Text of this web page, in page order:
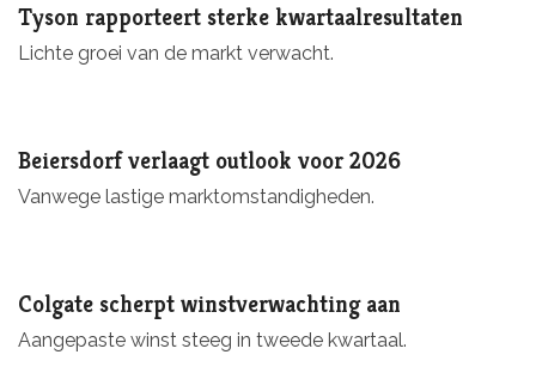
Tyson rapporteert sterke kwartaalresultaten
Lichte groei van de markt verwacht.
Beiersdorf verlaagt outlook voor 2026
Vanwege lastige marktomstandigheden.
Colgate scherpt winstverwachting aan
Aangepaste winst steeg in tweede kwartaal.